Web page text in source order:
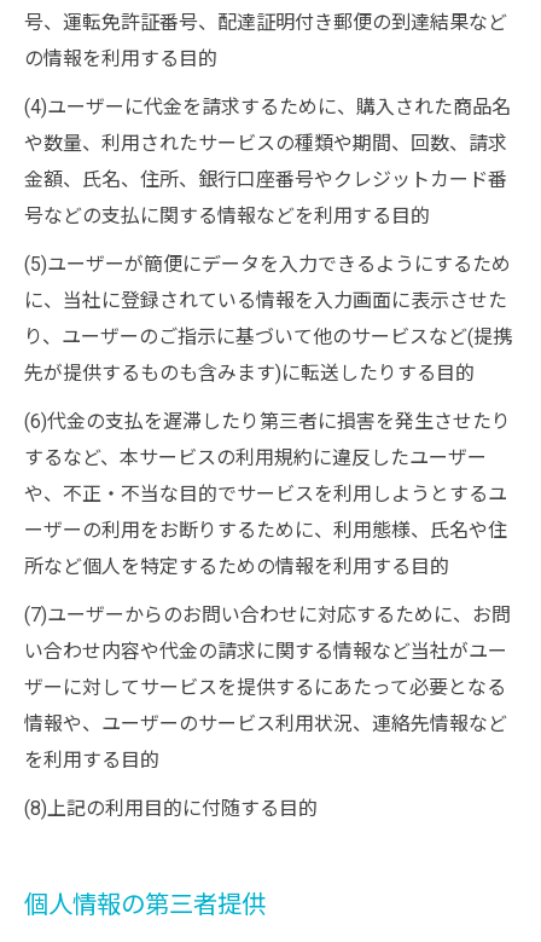
号、運転免許証番号、配達証明付き郵便の到達結果など
の情報を利用する目的
(4)ユーザーに代金を請求するために、購入された商品名
や数量、利用されたサービスの種類や期間、回数、請求
金額、氏名、住所、銀行口座番号やクレジットカード番
号などの支払に関する情報などを利用する目的
(5)ユーザーが簡便にデータを入力できるようにするため
に、当社に登録されている情報を入力画面に表示させた
り、ユーザーのご指示に基づいて他のサービスなど(提携
先が提供するものも含みます)に転送したりする目的
(6)代金の支払を遅滞したり第三者に損害を発生させたり
するなど、本サービスの利用規約に違反したユーザー
や、不正・不当な目的でサービスを利用しようとするユ
ーザーの利用をお断りするために、利用態様、氏名や住
所など個人を特定するための情報を利用する目的
(7)ユーザーからのお問い合わせに対応するために、お問
い合わせ内容や代金の請求に関する情報など当社がユー
ザーに対してサービスを提供するにあたって必要となる
情報や、ユーザーのサービス利用状況、連絡先情報など
を利用する目的
(8)上記の利用目的に付随する目的
個人情報の第三者提供